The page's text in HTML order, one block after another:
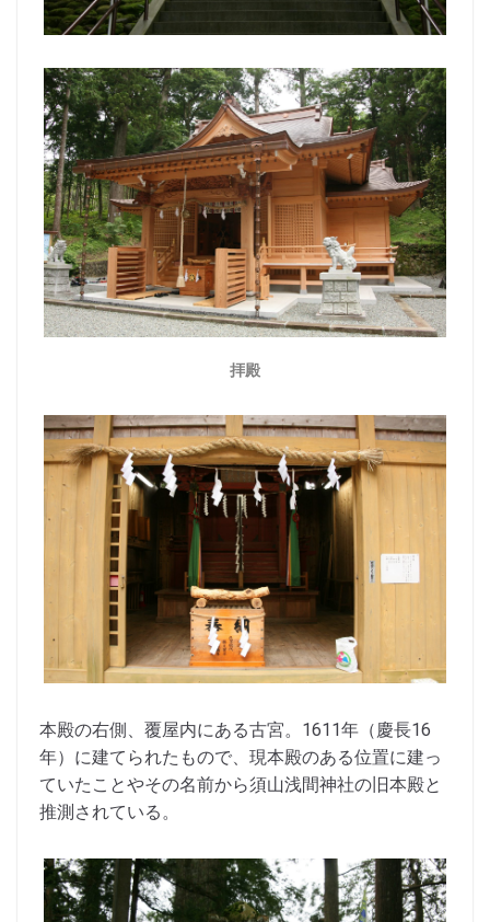
拝殿
本殿の右側、覆屋内にある古宮。1611年（慶長16
年）に建てられたもので、現本殿のある位置に建っ
ていたことやその名前から須山浅間神社の旧本殿と
推測されている。